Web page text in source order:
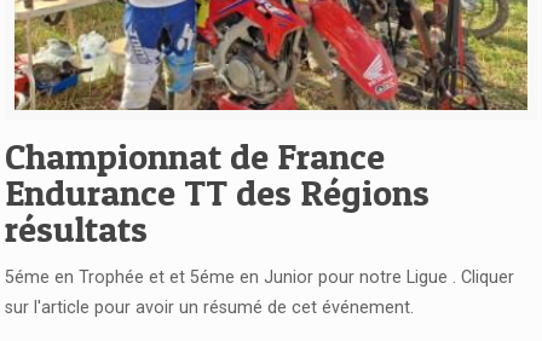
Voir l'article
Championnat de France
Endurance TT des Régions
résultats
5éme en Trophée et et 5éme en Junior pour notre Ligue . Cliquer
sur l'article pour avoir un résumé de cet événement.